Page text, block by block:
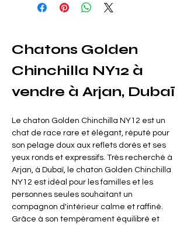
Chatons Golden
Chinchilla NY12 à
vendre à Arjan, Dubaï
Le chaton Golden Chinchilla NY12 est un
chat de race rare et élégant, réputé pour
son pelage doux aux reflets dorés et ses
yeux ronds et expressifs. Très recherché à
Arjan, à Dubaï, le chaton Golden Chinchilla
NY12 est idéal pour les familles et les
personnes seules souhaitant un
compagnon d'intérieur calme et raffiné.
Grâce à son tempérament équilibré et